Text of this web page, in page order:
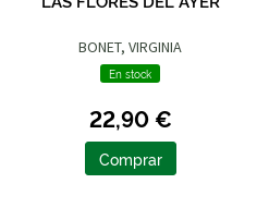
BONET, VIRGINIA
En stock
22,90 €
Comprar